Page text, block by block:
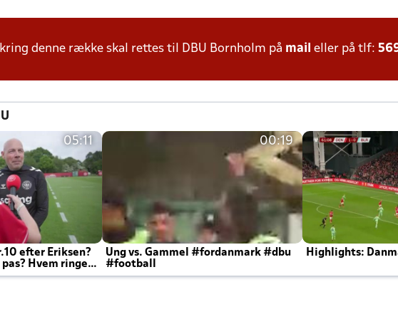
denne række skal rettes til DBU Bornholm på mail eller på tlf:
05:11
efter Eriksen?
Hvem ringer
kampe?
00:19
Ung vs. Gammel #fordanmark #dbu
#football
Highlights: